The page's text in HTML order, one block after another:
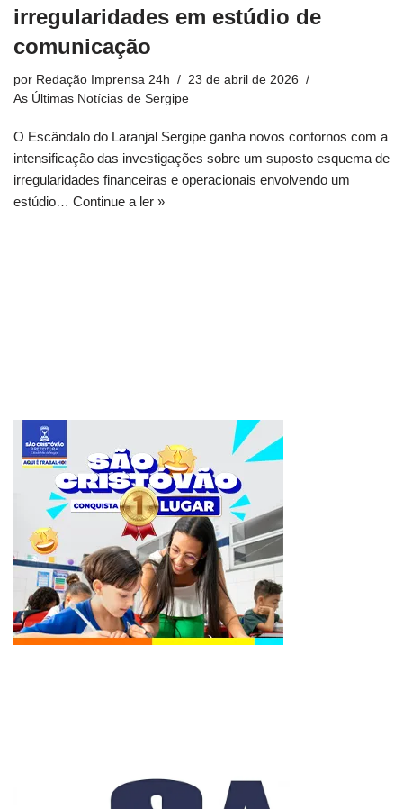
irregularidades em estúdio de
comunicação
por Redação Imprensa 24h
23 de abril de 2026
As Últimas Notícias de Sergipe
O Escândalo do Laranjal Sergipe ganha novos contornos com a
intensificação das investigações sobre um suposto esquema de
irregularidades financeiras e operacionais envolvendo um
estúdio… Continue a ler »